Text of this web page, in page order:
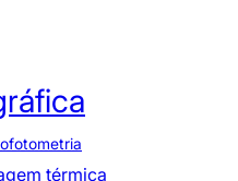
térmica